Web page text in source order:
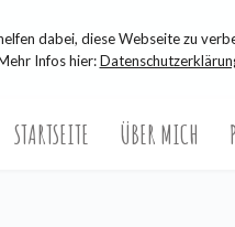
STARTSEITE ÜBER MICH
dabei, diese Webseite zu
Infos hier: